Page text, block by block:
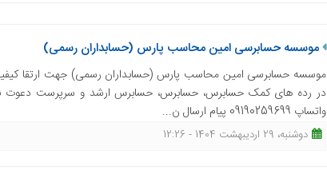
موسسه حسابرسی امین محاسب پارس (حسابداران رسمی)
موسسه حسابرسی امین محاسب پارس (حسابداران رسمی) جهت ارتقا کیفیت
در رده های کمک حسابرس، حسابرس، حسابرس ارشد و سرپرست دعوت به
واتساپ 09190259699 پیام ارسال ن...
دوشنبه، 29 اردیبهشت 1404 - 12:26